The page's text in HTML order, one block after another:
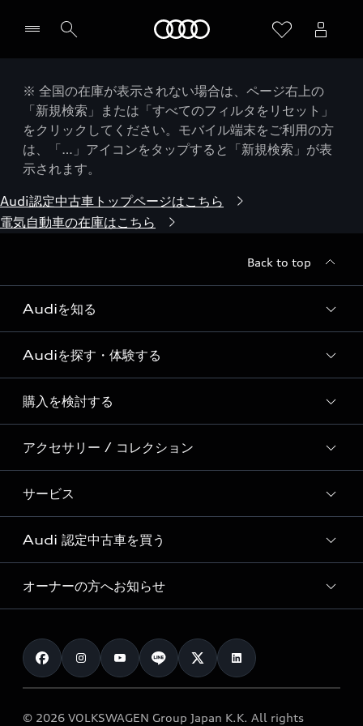
※ 全国の在庫が表示されない場合は、ページ右上の
「新規検索」または「すべてのフィルタをリセット」
をクリックしてください。モバイル端末をご利用の方
は、「…」アイコンをタップすると「新規検索」が表
示されます。
Audi認定中古車トップページはこちら
電気自動車の在庫はこちら
Back to top
Audiを知る
Audi ブランド
Story of Progress
Audi Sport
Formula 1®
デジタルサービス
Audiを探す・体験する
ディーラー検索
新車在庫検索
試乗車・展示車検索
見積り依頼
試乗予約
購入を検討する
モデル一覧
特別仕様モデル / 限定モデル
e-tronラインアップ
価格シミュレーション
車両比較
カタログ一覧
アクセサリー / コレクション
純正アクセサリー
オンラインショップ
Audi collection
アウディナビアプリ
サービス
サービス入庫予約
サービスプログラム
メンテナンス
車検 / 定期点検
e-tronアフターサポート
Audi 認定中古車を買う
Audi認定中古車
クオリティ
保証
メンテナンス
オーナーの方へお知らせ
お知らせ
オーナー様向けキャンペーン
© 2026 VOLKSWAGEN Group Japan K.K. All rights